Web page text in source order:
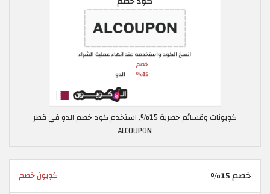
كوبونات وقسائم حصرية 15%, استخدم كود خصم الدو في قطر
ALCOUPON
خصم 15% كوبون خصم